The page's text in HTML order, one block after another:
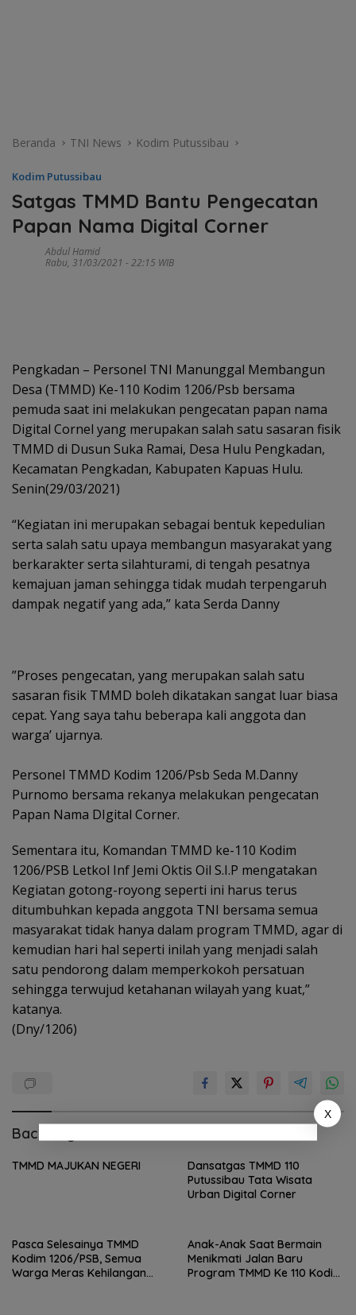
Beranda TNI News Kodim Putussibau
Kodim Putussibau
Satgas TMMD Bantu Pengecatan
Papan Nama Digital Corner
Abdul Hamid
Rabu, 31/03/2021 - 22:15 WIB
Pengkadan – Personel TNI Manunggal Membangun
Desa (TMMD) Ke-110 Kodim 1206/Psb bersama
pemuda saat ini melakukan pengecatan papan nama
Digital Cornel yang merupakan salah satu sasaran fisik
TMMD di Dusun Suka Ramai, Desa Hulu Pengkadan,
Kecamatan Pengkadan, Kabupaten Kapuas Hulu.
Senin(29/03/2021)
“Kegiatan ini merupakan sebagai bentuk kepedulian
serta salah satu upaya membangun masyarakat yang
berkarakter serta silahturami, di tengah pesatnya
kemajuan jaman sehingga tidak mudah terpengaruh
dampak negatif yang ada,” kata Serda Danny
”Proses pengecatan, yang merupakan salah satu
sasaran fisik TMMD boleh dikatakan sangat luar biasa
cepat. Yang saya tahu beberapa kali anggota dan
warga’ ujarnya.
Personel TMMD Kodim 1206/Psb Seda M.Danny
Purnomo bersama rekanya melakukan pengecatan
Papan Nama DIgital Corner.
Sementara itu, Komandan TMMD ke-110 Kodim
1206/PSB Letkol Inf Jemi Oktis Oil S.I.P mengatakan
Kegiatan gotong-royong seperti ini harus terus
ditumbuhkan kepada anggota TNI bersama semua
masyarakat tidak hanya dalam program TMMD, agar di
kemudian hari hal seperti inilah yang menjadi salah
satu pendorong dalam memperkokoh persatuan
sehingga terwujud ketahanan wilayah yang kuat,”
katanya.
(Dny/1206)
Baca Juga
TMMD MAJUKAN NEGERI
Dansatgas TMMD 110
Putussibau Tata Wisata
Urban Digital Corner
Pasca Selesainya TMMD
Kodim 1206/PSB, Semua
Warga Meras Kehilangan
Anak-Anak Saat Bermain
Menikmati Jalan Baru
Program TMMD Ke 110 Kodim
X